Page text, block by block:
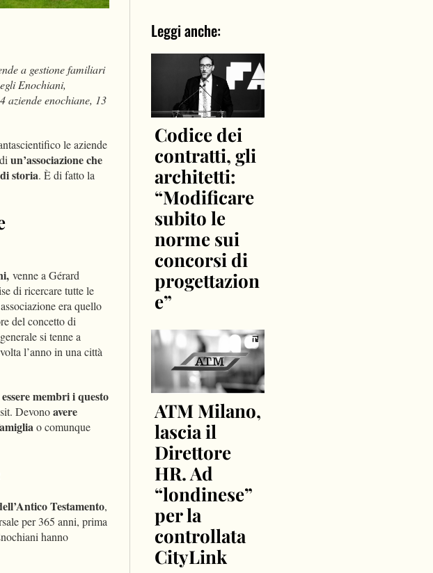
a gestione familiari
Enochiani,
aziende enochiane, 13
le aziende
un’associazione che
storia. È di fatto la
venne a Gérard
di ricercare tutte le
era quello
del concetto di
si tenne a
l’anno in una città
membri i questo
Devonoavere
o comunque
Testamento,
per 365 anni, prima
hanno
Leggi anche:
Codice dei
contratti, gli
architetti:
“Modificare
subito le
norme sui
concorsi di
progettazion
e”
ATM Milano,
lascia il
Direttore
HR. Ad
“londinese”
per la
controllata
CityLink